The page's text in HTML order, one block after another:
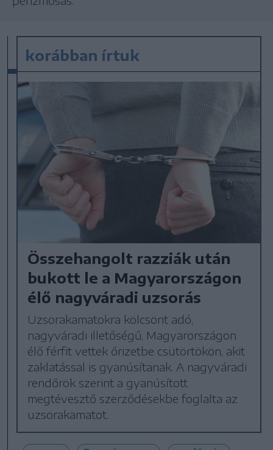
korábban írtuk
Összehangolt razziák után
bukott le a Magyarországon
élő nagyváradi uzsorás
Uzsorakamatokra kölcsönt adó,
nagyváradi illetőségű, Magyarországon
élő férfit vettek őrizetbe csütörtökön, akit
zaklatással is gyanúsítanak. A nagyváradi
rendőrök szerint a gyanúsított
megtévesztő szerződésekbe foglalta az
uzsorakamatot.